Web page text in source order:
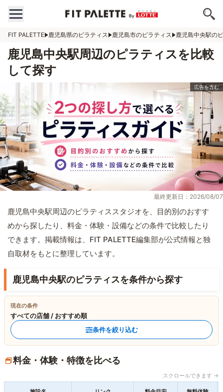
FIT PALETTE 鹿児島県のピラティス 鹿児島市のピラティス 鹿児島中央駅の
鹿児島中央駅周辺のピラティスを比較
して探す
最終更新日：2026/08/07
鹿児島中央駅周辺のピラティススタジオを、目的別のおすす
めから探したり、料金・体験・設備などの条件で比較したり
できます。掲載情報は、FIT PALETTE編集部が公式情報と独
自取材をもとに整理しています。
鹿児島中央駅のピラティスを条件から探す
現在の条件
すべての店舗 / おすすめ順
条件を絞り込む
料金・体験・特徴を比べる
スクロールできます →